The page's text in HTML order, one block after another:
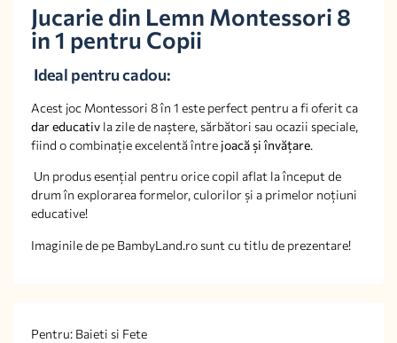
Jucarie din Lemn Montessori 8
in 1 pentru Copii
Ideal pentru cadou:
Acest joc Montessori 8 în 1 este perfect pentru a fi oferit ca
dar educativ la zile de naștere, sărbători sau ocazii speciale,
fiind o combinație excelentă între joacă și învățare.
Un produs esențial pentru orice copil aflat la început de
drum în explorarea formelor, culorilor și a primelor noțiuni
educative!
Imaginile de pe BambyLand.ro sunt cu titlu de prezentare!
Pentru: Baieti si Fete